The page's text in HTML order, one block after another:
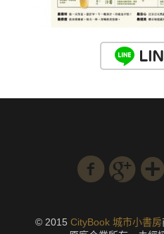
© 2015 CityBook 城市小書房